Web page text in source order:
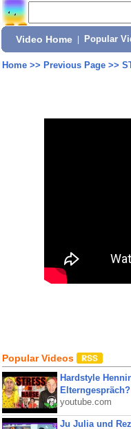
Video Home Popular
Home>> Previous Page>>
Popular Videos
Hardstyle
youtube.com
Ju Julia und